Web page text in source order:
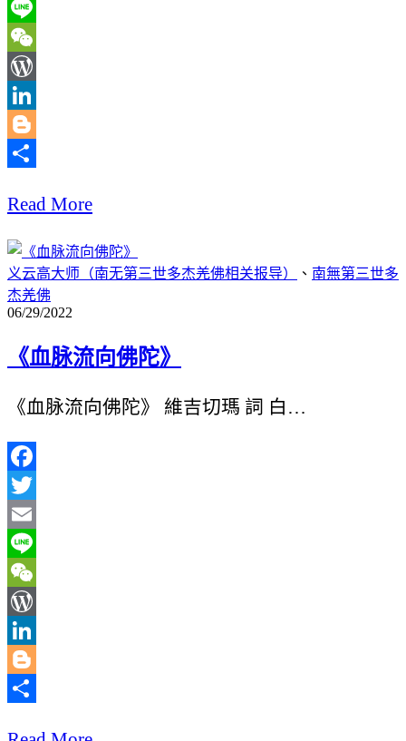
Email
Line
WeChat
WordPress
LinkedIn
Blogger
享
Read More
义云高大师（南无第三世多杰羌佛相关报导） 、 南無第三世多
杰羌佛
06/29/2022
《血脉流向佛陀》
《血脉流向佛陀》 維吉切瑪 詞 白…
Facebook
Twitter
Email
Line
WeChat
WordPress
LinkedIn
Blogger